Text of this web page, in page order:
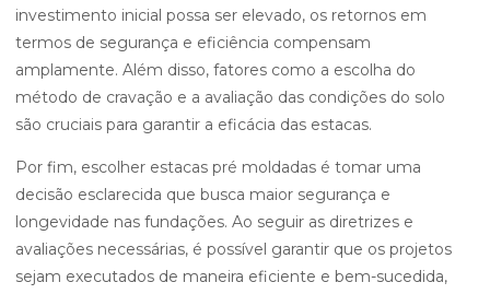
investimento inicial possa ser elevado, os retornos em
termos de segurança e eficiência compensam
amplamente. Além disso, fatores como a escolha do
método de cravação e a avaliação das condições do solo
são cruciais para garantir a eficácia das estacas.
Por fim, escolher estacas pré moldadas é tomar uma
decisão esclarecida que busca maior segurança e
longevidade nas fundações. Ao seguir as diretrizes e
avaliações necessárias, é possível garantir que os projetos
sejam executados de maneira eficiente e bem-sucedida,